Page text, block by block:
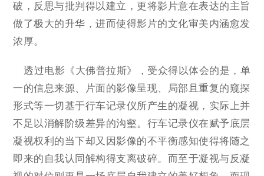
破，反思与批判得以建立，更将影片意在表达的主旨
做了极大的升华，进而使得影片的文化审美内涵愈发
浓厚。
透过电影《大佛普拉斯》，受众得以体会的是，单
一的信息来源、片面的影像呈现、局部且重复的窥探
形式等一切基于行车记录仪所产生的凝视，实际上并
不足以消解阶级差异的沟壑。行车记录仪在赋予底层
凝视权利的当下却又因影像的不平衡感知使得将随之
即来的自我认同解构得支离破碎。而至于凝视与反凝